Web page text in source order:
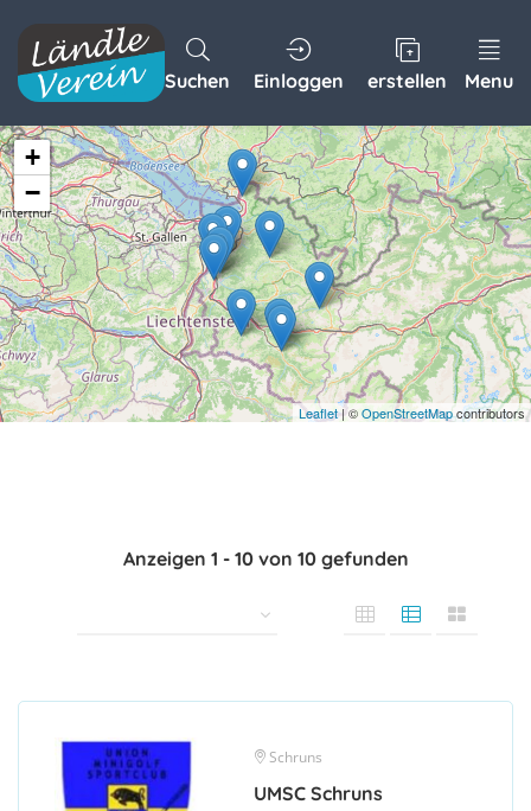
Suchen Einloggen erstellen Menu
Anzeigen 1 - 10von 10gefunden
Schruns
UMSC Schruns
+
−
Leaflet| ©OpenStreetMapcontributors